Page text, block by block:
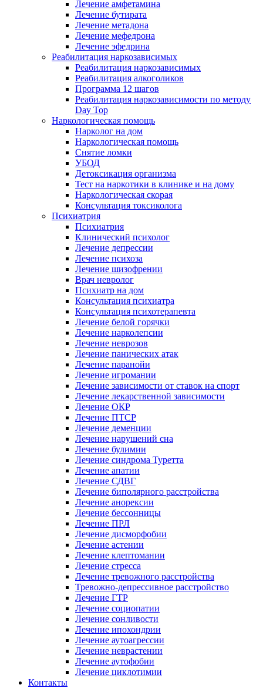
Лечение амфетамина
Лечение бутирата
Лечение метадона
Лечение мефедрона
Лечение эфедрина
Реабилитация наркозависимых
Реабилитация наркозависимых
Реабилитация алкоголиков
Программа 12 шагов
Реабилитация наркозависимости по методу
Day Top
Наркологическая помощь
Нарколог на дом
Наркологическая помощь
Снятие ломки
УБОД
Детоксикация организма
Тест на наркотики в клинике и на дому
Наркологическая скорая
Консультация токсиколога
Психиатрия
Психиатрия
Клинический психолог
Лечение депрессии
Лечение психоза
Лечение шизофрении
Врач невролог
Психиатр на дом
Консультация психиатра
Консультация психотерапевта
Лечение белой горячки
Лечение нарколепсии
Лечение неврозов
Лечение панических атак
Лечение паранойи
Лечение игромании
Лечение зависимости от ставок на спорт
Лечение лекарственной зависимости
Лечение ОКР
Лечение ПТСР
Лечение деменции
Лечение нарушений сна
Лечение булимии
Лечение синдрома Туретта
Лечение апатии
Лечение СДВГ
Лечение биполярного расстройства
Лечение анорексии
Лечение бессонницы
Лечение ПРЛ
Лечение дисморфобии
Лечение астении
Лечение клептомании
Лечение стресса
Лечение тревожного расстройства
Тревожно-депрессивное расстройство
Лечение ГТР
Лечение социопатии
Лечение сонливости
Лечение ипохондрии
Лечение аутоагрессии
Лечение неврастении
Лечение аутофобии
Лечение циклотимии
Контакты